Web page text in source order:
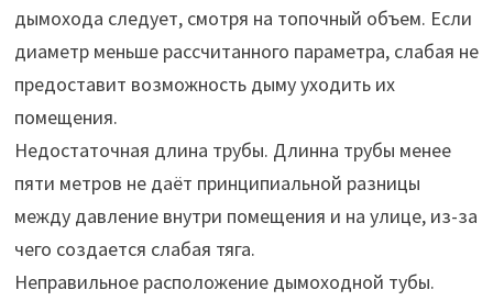
дымохода следует, смотря на топочный объем. Если
диаметр меньше рассчитанного параметра, слабая не
предоставит возможность дыму уходить их
помещения.
Недостаточная длина трубы. Длинна трубы менее
пяти метров не даёт принципиальной разницы
между давление внутри помещения и на улице, из-за
чего создается слабая тяга.
Неправильное расположение дымоходной тубы.